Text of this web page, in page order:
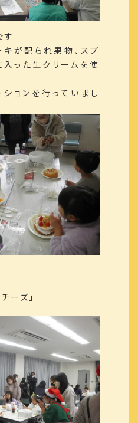
す
が配られ果物、スプ
入った生クリームを使
ョンを行っていまし
ーズ」